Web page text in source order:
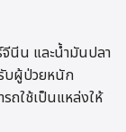
นีน และน้ำมันปลา
รับผู้ป่วยหนัก
ถใช้เป็นแหล่งให้